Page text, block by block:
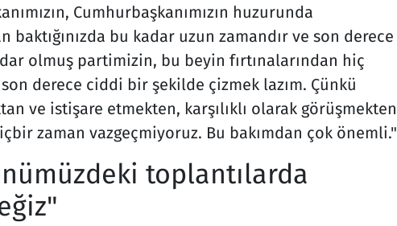
Cumhurbaşkanımızın huzurunda
baktığınızda bu kadar uzun zamandır ve son derece
olmuş partimizin, bu beyin fırtınalarından hiç
derece ciddi bir şekilde çizmek lazım. Çünkü
ve istişare etmekten, karşılıklı olarak görüşmekten
zaman vazgeçmiyoruz. Bu bakımdan çok önemli."
toplantılarda